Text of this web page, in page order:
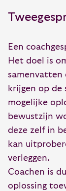
Een
Het doel is
samenvatten
krijgen op
mogelijke
bewustzijn
deze zelf in
kan
verleggen.
Coachen is
oplossing